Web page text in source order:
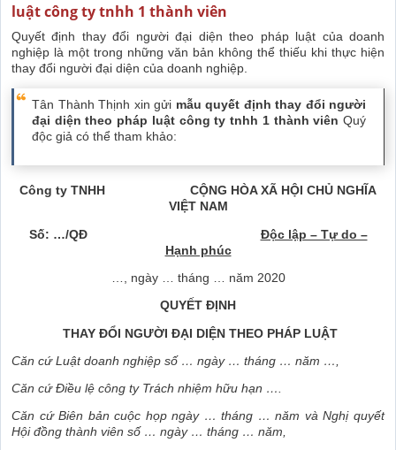
luật công ty tnhh 1 thành viên
Quyết định thay đổi người đại diện theo pháp luật của doanh
nghiệp là một trong những văn bản không thể thiếu khi thực hiện
thay đổi người đại diện của doanh nghiệp.
Tân Thành Thịnh xin gửi mẫu quyết định thay đổi người
đại diện theo pháp luật công ty tnhh 1 thành viên Quý
độc giả có thể tham khảo:
Công ty TNHH CỘNG HÒA XÃ HỘI CHỦ NGHĨA
VIỆT NAM
Số: …/QĐ Độc lập – Tự do –
Hạnh phúc
…, ngày … tháng … năm 2020
QUYẾT ĐỊNH
THAY ĐỔI NGƯỜI ĐẠI DIỆN THEO PHÁP LUẬT
Căn cứ Luật doanh nghiệp số … ngày … tháng … năm …,
Căn cứ Điều lệ công ty Trách nhiệm hữu hạn ….
Căn cứ Biên bản cuộc họp ngày … tháng … năm và Nghị quyết
Hội đồng thành viên số … ngày … tháng … năm,